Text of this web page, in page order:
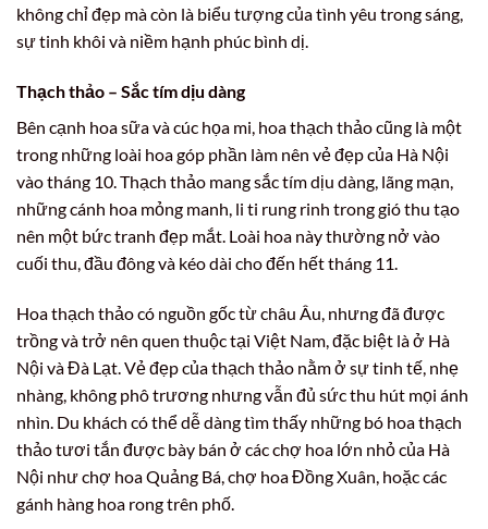
không chỉ đẹp mà còn là biểu tượng của tình yêu trong sáng,
sự tinh khôi và niềm hạnh phúc bình dị.
Thạch thảo – Sắc tím dịu dàng
Bên cạnh hoa sữa và cúc họa mi, hoa thạch thảo cũng là một
trong những loài hoa góp phần làm nên vẻ đẹp của Hà Nội
vào tháng 10. Thạch thảo mang sắc tím dịu dàng, lãng mạn,
những cánh hoa mỏng manh, li ti rung rinh trong gió thu tạo
nên một bức tranh đẹp mắt. Loài hoa này thường nở vào
cuối thu, đầu đông và kéo dài cho đến hết tháng 11.
Hoa thạch thảo có nguồn gốc từ châu Âu, nhưng đã được
trồng và trở nên quen thuộc tại Việt Nam, đặc biệt là ở Hà
Nội và Đà Lạt. Vẻ đẹp của thạch thảo nằm ở sự tinh tế, nhẹ
nhàng, không phô trương nhưng vẫn đủ sức thu hút mọi ánh
nhìn. Du khách có thể dễ dàng tìm thấy những bó hoa thạch
thảo tươi tắn được bày bán ở các chợ hoa lớn nhỏ của Hà
Nội như chợ hoa Quảng Bá, chợ hoa Đồng Xuân, hoặc các
gánh hàng hoa rong trên phố.